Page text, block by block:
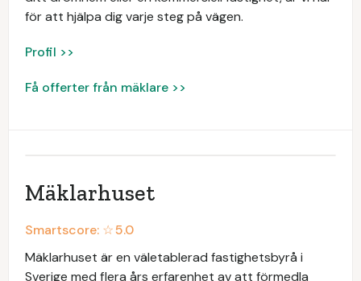
för att hjälpa dig varje steg på vägen.
Profil >>
Få offerter från mäklare >>
Mäklarhuset
Smartscore: ☆5.0
Mäklarhuset är en väletablerad fastighetsbyrå i
Sverige med flera års erfarenhet av att förmedla